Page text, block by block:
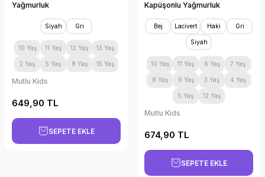
Ürün açıklamasında eksik bilgiler bulunuyor.
Ürün bilgilerinde hatalar bulunuyor.
Gönder
Yağmurluk
Siyah Gri
10 Yaş 11 Yaş 12 Yaş 13 Yaş
2 Yaş 5 Yaş 8 Yaş 15 Yaş
Mutlu Kids
649,90 TL
SEPETE EKLE
Kapüşonlu Yağmurluk
Bej Lacivert Haki Gri
Siyah
10 Yaş 11 Yaş 6 Yaş 7 Yaş
8 Yaş 9 Yaş 3 Yaş 4 Yaş
5 Yaş 12 Yaş
Mutlu Kids
674,90 TL
SEPETE EKLE